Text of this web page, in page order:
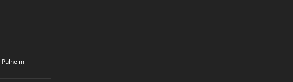
Pulheim